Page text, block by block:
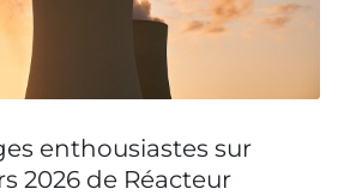
enthousiastes sur
2026 de Réacteur